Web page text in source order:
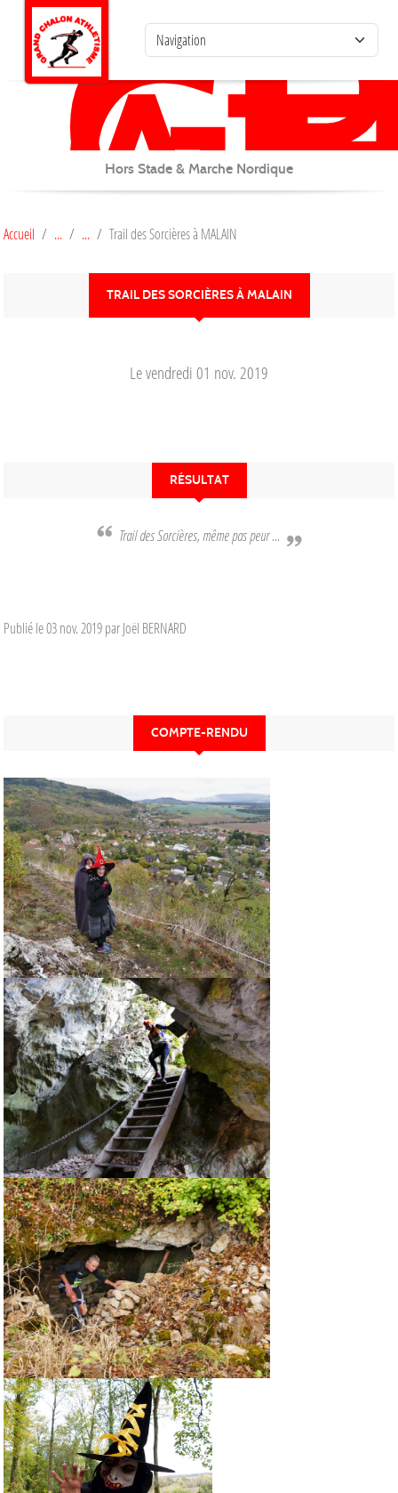
Hors Stade & Marche Nordique
Accueil Trail des Sorcières à MALAIN
TRAIL DES SORCIÈRES À MALAIN
Levendredi 01 nov. 2019
RÉSULTAT
Trail des Sorcières, même pas peur ...
Publié le03 nov. 2019par Joël BERNARD
COMPTE-RENDU
Panneau de gestion des cookies